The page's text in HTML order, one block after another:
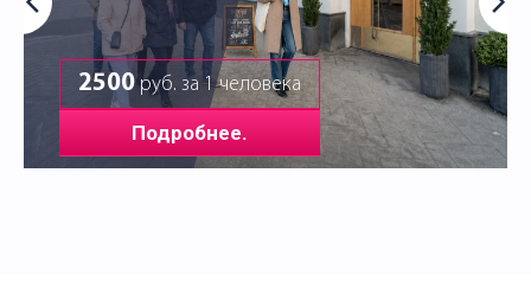
2500руб. за 1 человека
Подробнее.